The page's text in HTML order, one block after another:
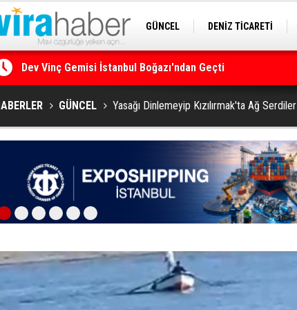
GÜNCEL DENİZ TİCARETİ
Dev Vinç Gemisi İstanbul Boğazı'ndan Geçti
Ege Denizi’nin En Büyük Mercan Ormanı
GÜNCEL Yasağı Dinlemeyip Kızılırmak'ta Ağ Serdiler